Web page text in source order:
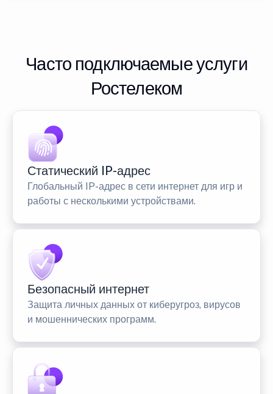
Часто подключаемые услуги
Ростелеком
Статический IP-адрес
Глобальный IP-адрес в сети интернет для игр и
работы с несколькими устройствами.
Безопасный интернет
Защита личных данных от киберугроз, вирусов
и мошеннических программ.